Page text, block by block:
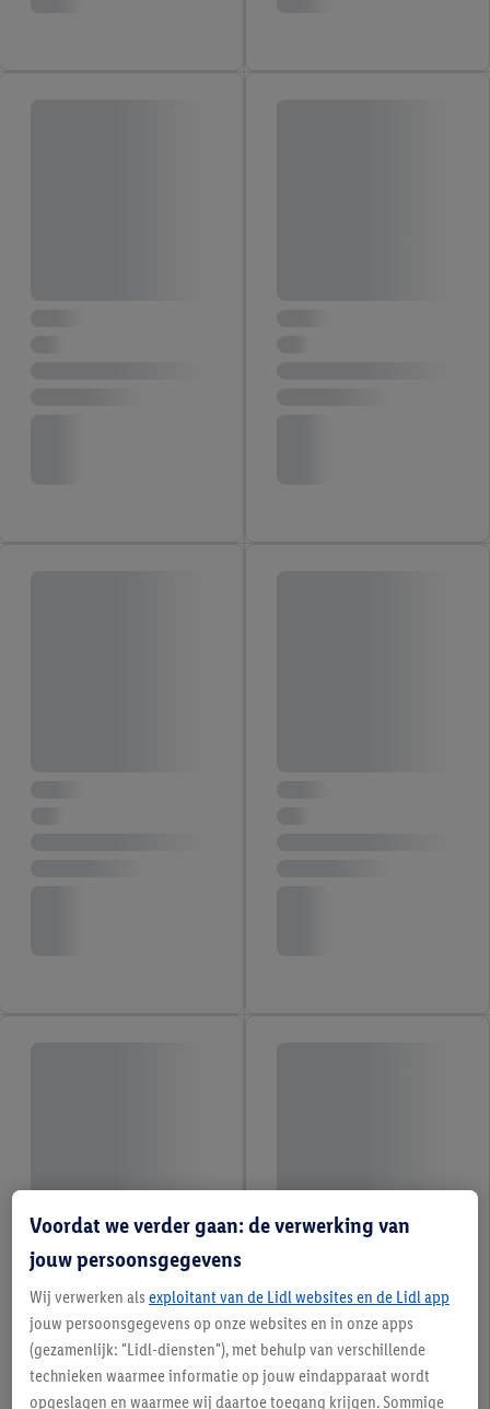
Voordat we verder gaan: de verwerking van
jouw persoonsgegevens
Wij verwerken als exploitant van de Lidl websites en de Lidl app
jouw persoonsgegevens op onze websites en in onze apps
(gezamenlijk: "Lidl-diensten"), met behulp van verschillende
technieken waarmee informatie op jouw eindapparaat wordt
opgeslagen en waarmee wij daartoe toegang krijgen. Sommige